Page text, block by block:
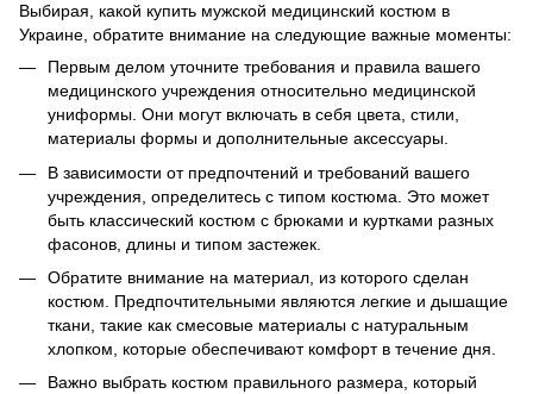
Выбирая, какой купить мужской медицинский костюм в
Украине, обратите внимание на следующие важные моменты:
Первым делом уточните требования и правила вашего
медицинского учреждения относительно медицинской
униформы. Они могут включать в себя цвета, стили,
материалы формы и дополнительные аксессуары.
В зависимости от предпочтений и требований вашего
учреждения, определитесь с типом костюма. Это может
быть классический костюм с брюками и куртками разных
фасонов, длины и типом застежек.
Обратите внимание на материал, из которого сделан
костюм. Предпочтительными являются легкие и дышащие
ткани, такие как смесовые материалы с натуральным
хлопком, которые обеспечивают комфорт в течение дня.
Важно выбрать костюм правильного размера, который